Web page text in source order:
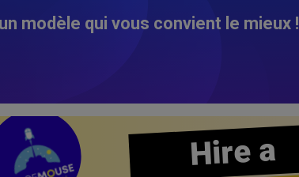
modèle qui vous convient le mieux !
Hire a